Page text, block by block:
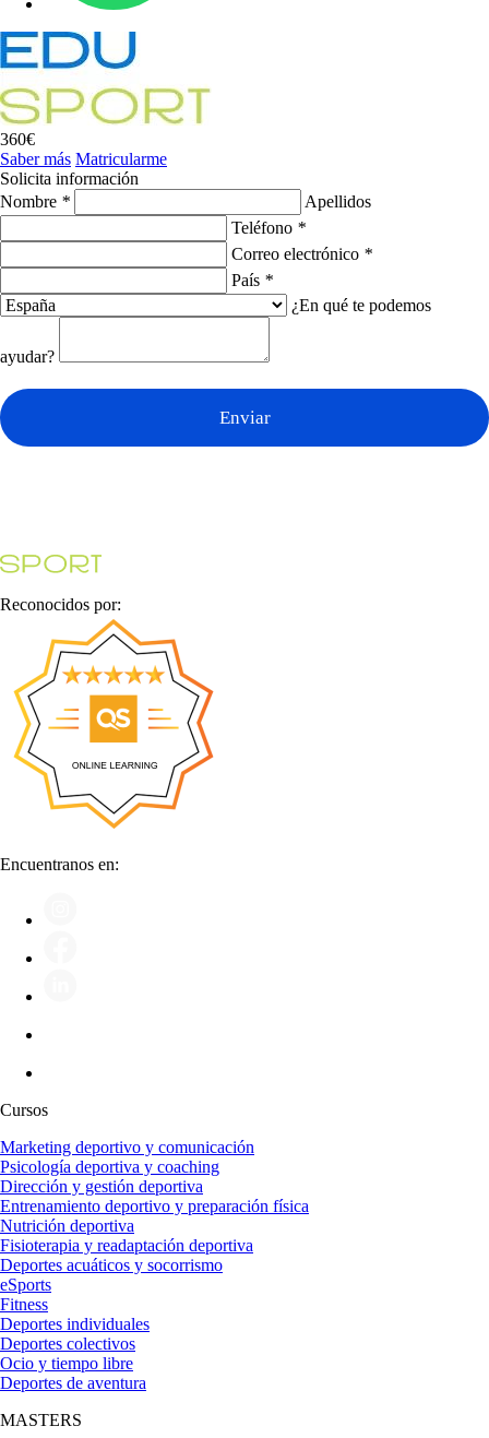
360€
Saber más Matricularme
Solicita información
Nombre *
Apellidos
Teléfono *
Correo electrónico *
País *
¿En qué te podemos
ayudar?
Enviar
Reconocidos por:
Encuentranos en:
Cursos
Marketing deportivo y comunicación
Psicología deportiva y coaching
Dirección y gestión deportiva
Entrenamiento deportivo y preparación física
Nutrición deportiva
Fisioterapia y readaptación deportiva
Deportes acuáticos y socorrismo
eSports
Fitness
Deportes individuales
Deportes colectivos
Ocio y tiempo libre
Deportes de aventura
MASTERS